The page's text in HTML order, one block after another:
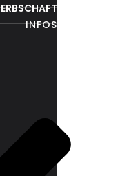
ERBSCHAFT
INFOS